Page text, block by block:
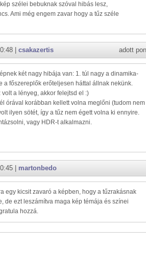
szélei bebuknak szóval hibás lesz,
Ami még engem zavar hogy a tűz széle
adott
| csakazertis
két nagy hibája van: 1. túl nagy a dinamika-
a főszereplők erőteljesen háttal állnak nekünk.
volt a lényeg, akkor felejtsd el :)
órával korábban kellett volna meglőni (tudom nem
ilyen sötét, így a tűz nem égett volna ki ennyire.
vagy HDR-t alkalmazni.
| martonbedo
egy kicsit zavaró a képben, hogy a tűzrakásnak
de ezt leszámítva maga kép témája és színei
hozzá.